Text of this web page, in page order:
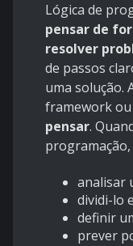
Lógica de
pensar de
resolver
de passos
uma solução.
framework
pensar.
analisar
dividi-lo
definir
prever